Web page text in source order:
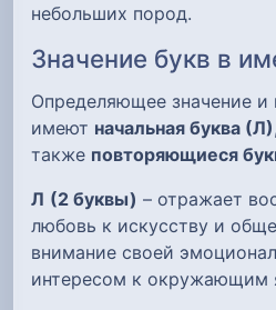
небольших пород.
Значение букв в
Определяющее значение и
имеют начальная буква (Л),
также повторяющиеся
Л (2 буквы) – отражает
любовь к искусству и
внимание своей
интересом к окружающим